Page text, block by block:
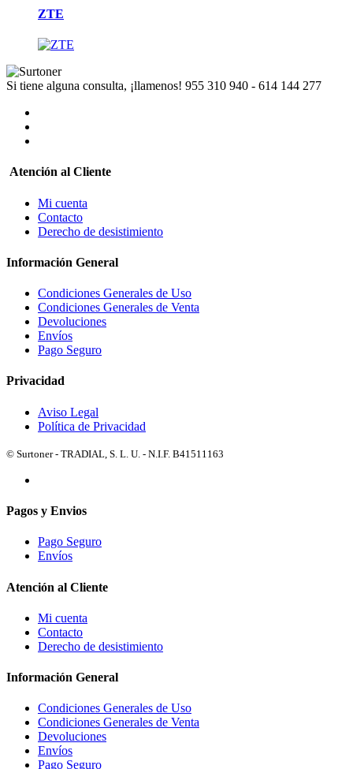
ZTE
Si tiene alguna consulta, ¡llamenos! 955 310 940 - 614 144 277
Atención al Cliente
Mi cuenta
Contacto
Derecho de desistimiento
Información General
Condiciones Generales de Uso
Condiciones Generales de Venta
Devoluciones
Envíos
Pago Seguro
Privacidad
Aviso Legal
Política de Privacidad
© Surtoner - TRADIAL, S. L. U. - N.I.F. B41511163
Pagos y Envios
Pago Seguro
Envíos
Atención al Cliente
Mi cuenta
Contacto
Derecho de desistimiento
Información General
Condiciones Generales de Uso
Condiciones Generales de Venta
Devoluciones
Envíos
Pago Seguro